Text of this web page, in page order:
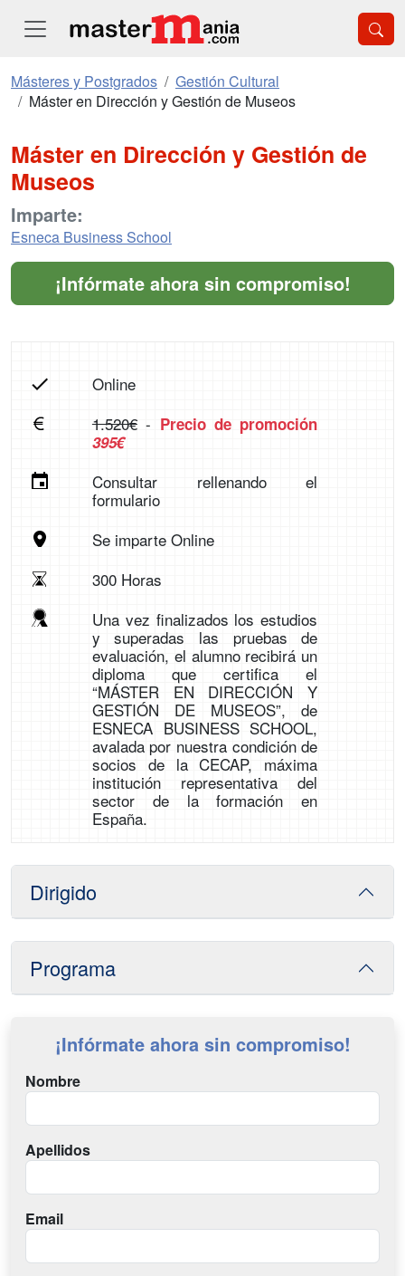
Másteres y Postgrados
Gestión Cultural
Máster en Dirección y Gestión de Museos
Máster en Dirección y Gestión de
Museos
Imparte:
Esneca Business School
¡Infórmate ahora sin compromiso!
Online
1.520€- Precio de promoción
395€
Consultar rellenando el
formulario
Se imparte Online
300 Horas
Una vez finalizados los estudios
y superadas las pruebas de
evaluación, el alumno recibirá un
diploma que certifica el
“MÁSTER EN DIRECCIÓN Y
GESTIÓN DE MUSEOS”, de
ESNECA BUSINESS SCHOOL,
avalada por nuestra condición de
socios de la CECAP, máxima
institución representativa del
sector de la formación en
España.
Dirigido
Programa
¡Infórmate ahora sin compromiso!
Nombre
Apellidos
Email